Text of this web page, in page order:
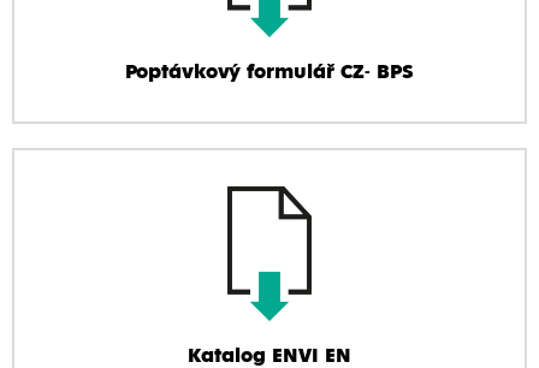
Poptávkový formulář CZ- BPS
Katalog ENVI EN